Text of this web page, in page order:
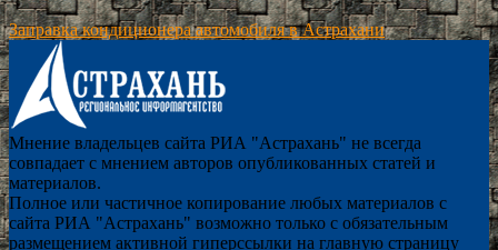
Заправка кондиционера автомобиля в Астрахани
Мнение владельцев сайта РИА "Астрахань" не всегда
совпадает с мнением авторов опубликованных статей и
материалов.
Полное или частичное копирование любых материалов с
сайта РИА "Астрахань" возможно только с обязательным
размещением активной гиперссылки на главную страницу